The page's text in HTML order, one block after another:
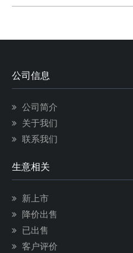
公司信息
公司简介
关于我们
联系我们
生意相关
新上市
降价出售
已出售
客户评价